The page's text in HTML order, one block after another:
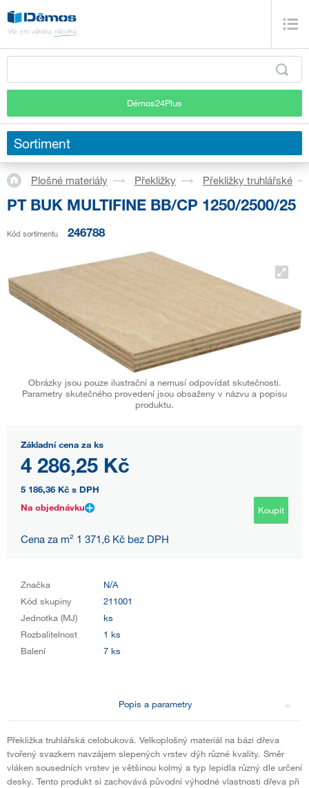
Démos24Plus
Sortiment
Plošné materiály Překližky Překližky truhlářské
PT BUK MULTIFINE BB/CP 1250/2500/25
Kód sortimentu 246788
Obrázky jsou pouze ilustrační a nemusí odpovídat skutečnosti.
Parametry skutečného provedení jsou obsaženy v názvu a popisu
produktu.
Základní cena za ks
4 286,25 Kč
5 186,36 Kč s DPH
Na objednávku
Koupit
Cena za m² 1 371,6 Kč bez DPH
Značka
N/A
Kód skupiny
211001
Jednotka (MJ)
ks
Rozbalitelnost
1 ks
Balení
7 ks
Popis a parametry
Překližka truhlářská celobuková. Velkoplošný materiál na bázi dřeva
tvořený svazkem navzájem slepených vrstev dýh různé kvality. Směr
vláken sousedních vrstev je většinou kolmý a typ lepidla různý dle určení
desky. Tento produkt si zachovává původní výhodné vlastnosti dřeva při